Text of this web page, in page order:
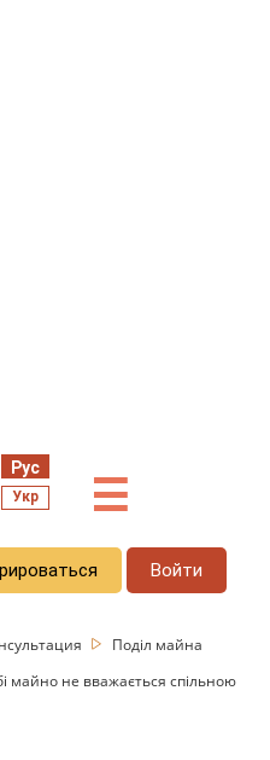
Рус
Укр ☰
Войти
Поділ майна
майно не вважається спільною